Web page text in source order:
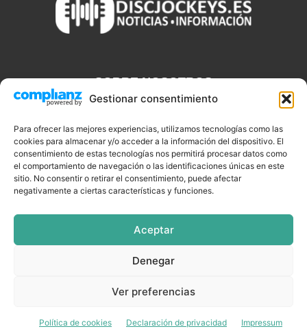
Gestionar consentimiento
Para ofrecer las mejores experiencias, utilizamos tecnologías como las
cookies para almacenar y/o acceder a la información del dispositivo. El
consentimiento de estas tecnologías nos permitirá procesar datos como
el comportamiento de navegación o las identificaciones únicas en este
sitio. No consentir o retirar el consentimiento, puede afectar
negativamente a ciertas características y funciones.
Aceptar
Denegar
Ver preferencias
Política de cookies Declaración de privacidad Impressum
SOBRE NOSOTROS
que necesitas saber sobre noticias, novedades, tecnologías y
aplicaciones que te ayudaran a ser un mejor Djs.
SÍGUENOS
EQUIPAMIENTO EVENTOS
TUTORIALES
© DISCJOCKEYS.ES - ¡Todo lo un Dj necesitar saber!